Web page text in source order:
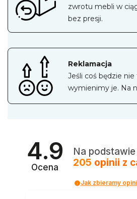
zwrotu mebli w
bez presji.
Reklamacja
Jeśli coś będzie
wymienimy je. Na
4.9
Ocena
Na podstawie
205 opinii z
Jak zbieramy